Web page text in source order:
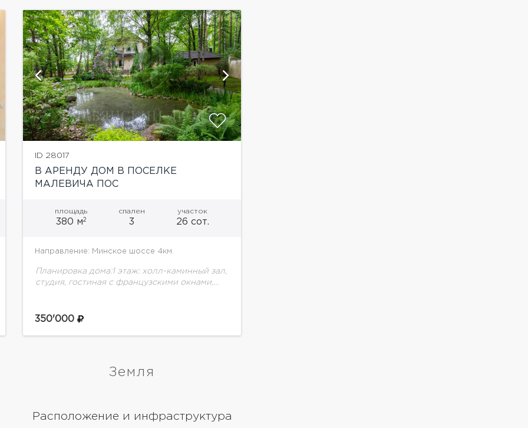
ID 28017
В АРЕНДУ ДОМ В ПОСЕЛКЕ
МАЛЕВИЧА ПОС
площадь
380 м2
спален
3
участок
26 сот.
Направление: Минское шоссе 4км.
Планировка дома:1 этаж: холл-каминный зал,
студия, гостиная с французскими окнами,
веранда 20 метров
350'000
Земля
Расположение и инфраструктура